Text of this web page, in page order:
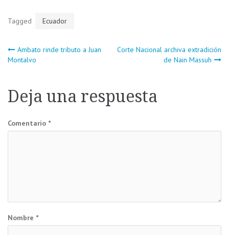
Tagged Ecuador
Navegación
entradas
Ambato rinde tributo a Juan
Montalvo
Corte Nacional archiva extradición
de Nain Massuh
Deja una respuesta
Comentario *
Nombre *